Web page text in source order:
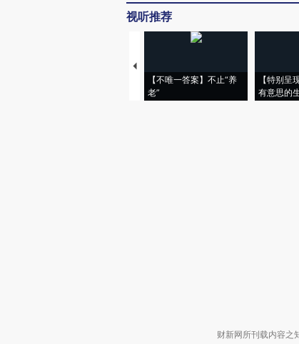
视听推荐
【不唯一答案】不止“养
老”
【特别呈
有意思的
财新网所刊载内容之